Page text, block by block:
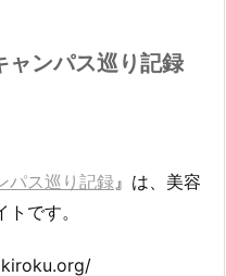
ャンパス巡り記録
パス巡り記録』は、美容
です。